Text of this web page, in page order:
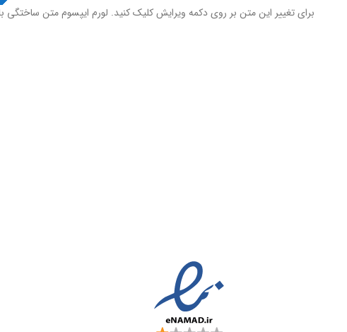
برای تغییر این متن بر روی دکمه ویرایش کلیک کنید. لورم ایپسوم متن ساختگی